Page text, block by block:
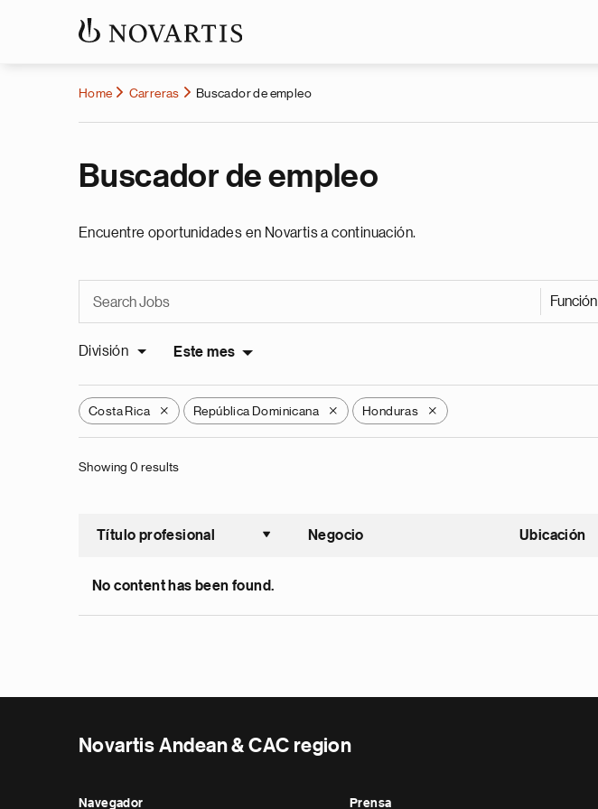
Home Carreras Buscador de empleo
Buscador de empleo
Encuentre oportunidades en Novartis a continuación.
Función
División Este mes
Costa Rica X República Dominicana X Honduras X
Showing 0 results
Título profesional
Ordenar ascendente
Negocio Ubicación
No content has been found.
Novartis Andean & CAC region
Navegador Prensa